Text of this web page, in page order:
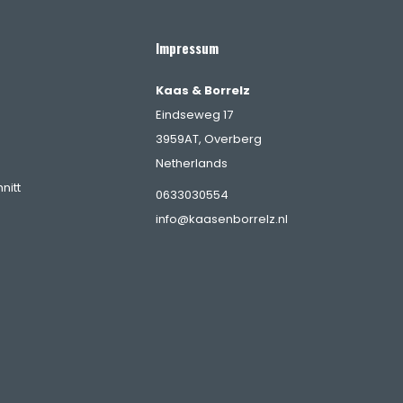
Impressum
Kaas & Borrelz
Eindseweg 17
3959AT, Overberg
Netherlands
0633030554
info@kaasenborrelz.nl